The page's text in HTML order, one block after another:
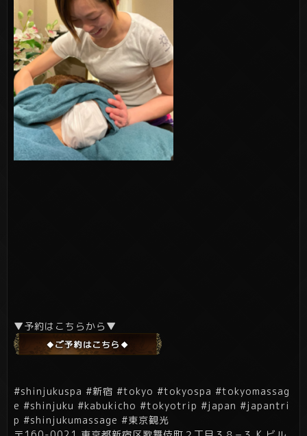
▼予約はこちらから▼
#shinjukuspa #新宿 #tokyo #tokyospa #tokyomassag
e #shinjuku #kabukicho #tokyotrip #japan #japantri
p #shinjukumassage #東京観光